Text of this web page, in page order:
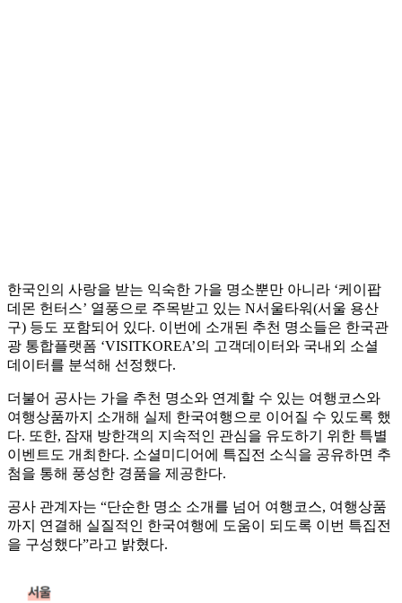
한국인의 사랑을 받는 익숙한 가을 명소뿐만 아니라 ‘케이팝
데몬 헌터스’ 열풍으로 주목받고 있는 N서울타워(서울 용산
구) 등도 포함되어 있다. 이번에 소개된 추천 명소들은 한국관
광 통합플랫폼 ‘VISITKOREA’의 고객데이터와 국내외 소셜
데이터를 분석해 선정했다.
더불어 공사는 가을 추천 명소와 연계할 수 있는 여행코스와
여행상품까지 소개해 실제 한국여행으로 이어질 수 있도록 했
다. 또한, 잠재 방한객의 지속적인 관심을 유도하기 위한 특별
이벤트도 개최한다. 소셜미디어에 특집전 소식을 공유하면 추
첨을 통해 풍성한 경품을 제공한다.
공사 관계자는 “단순한 명소 소개를 넘어 여행코스, 여행상품
까지 연결해 실질적인 한국여행에 도움이 되도록 이번 특집전
을 구성했다”라고 밝혔다.